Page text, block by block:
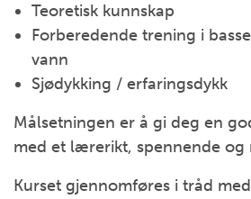
Teoretisk kunnskap
Forberedende trening i
vann
Sjødykking / erfaringsdykk
Målsetningen er å gi deg en
med et lærerikt, spennende og
Kurset gjennomføres i tråd